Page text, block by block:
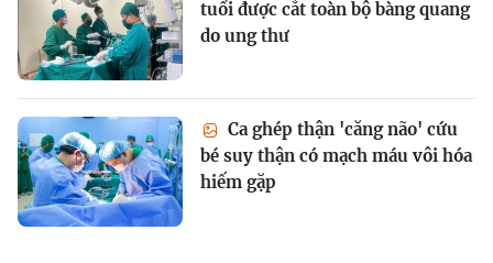
tuổi được cắt toàn bộ bàng quang
do ung thư
Ca ghép thận 'căng não' cứu
bé suy thận có mạch máu vôi hóa
hiếm gặp